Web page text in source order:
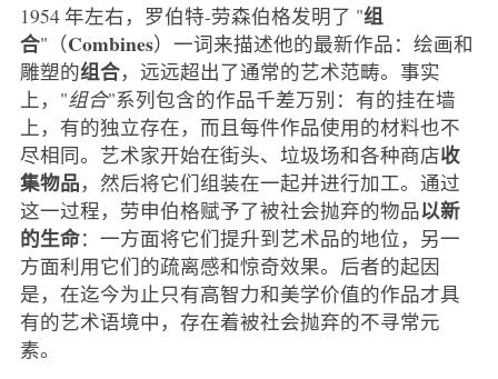
1954 年左右，罗伯特-劳森伯格发明了 "组
合"（Combines）一词来描述他的最新作品：绘画和
雕塑的组合，远远超出了通常的艺术范畴。事实
上，"组合"系列包含的作品千差万别：有的挂在墙
上，有的独立存在，而且每件作品使用的材料也不
尽相同。艺术家开始在街头、垃圾场和各种商店收
集物品，然后将它们组装在一起并进行加工。通过
这一过程，劳申伯格赋予了被社会抛弃的物品以新
的生命：一方面将它们提升到艺术品的地位，另一
方面利用它们的疏离感和惊奇效果。后者的起因
是，在迄今为止只有高智力和美学价值的作品才具
有的艺术语境中，存在着被社会抛弃的不寻常元
素。